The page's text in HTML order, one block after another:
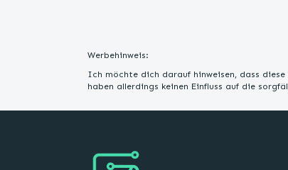
Werbehinweis:
Ich möchte dich darauf hinweisen, dass
haben allerdings keinen Einfluss auf die